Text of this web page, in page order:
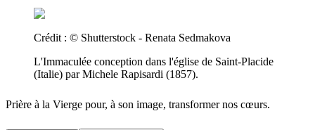
Crédit : © Shutterstock - Renata Sedmakova
L'Immaculée conception dans l'église de Saint-Placide
(Italie) par Michele Rapisardi (1857).
Prière à la Vierge pour, à son image, transformer nos cœurs.